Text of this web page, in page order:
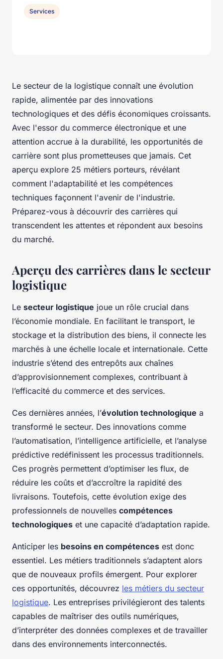
Le secteur de la logistique connaît une évolution
rapide, alimentée par des innovations
technologiques et des défis économiques croissants.
Avec l'essor du commerce électronique et une
attention accrue à la durabilité, les opportunités de
carrière sont plus prometteuses que jamais. Cet
aperçu explore 25 métiers porteurs, révélant
comment l'adaptabilité et les compétences
techniques façonnent l'avenir de l'industrie.
Préparez-vous à découvrir des carrières qui
transcendent les attentes et répondent aux besoins
du marché.
Aperçu des carrières dans le secteur
logistique
Le secteur logistique joue un rôle crucial dans
l’économie mondiale. En facilitant le transport, le
stockage et la distribution des biens, il connecte les
marchés à une échelle locale et internationale. Cette
industrie s’étend des entrepôts aux chaînes
d’approvisionnement complexes, contribuant à
l’efficacité du commerce et des services.
Ces dernières années, l’évolution technologique a
transformé le secteur. Des innovations comme
l’automatisation, l’intelligence artificielle, et l’analyse
prédictive redéfinissent les processus traditionnels.
Ces progrès permettent d’optimiser les flux, de
réduire les coûts et d’accroître la rapidité des
livraisons. Toutefois, cette évolution exige des
professionnels de nouvelles compétences
technologiques et une capacité d’adaptation rapide.
Anticiper les besoins en compétences est donc
essentiel. Les métiers traditionnels s’adaptent alors
que de nouveaux profils émergent. Pour explorer
ces opportunités, découvrez les métiers du secteur
logistique. Les entreprises privilégieront des talents
capables de maîtriser des outils numériques,
d’interpréter des données complexes et de travailler
dans des environnements interconnectés.
Services